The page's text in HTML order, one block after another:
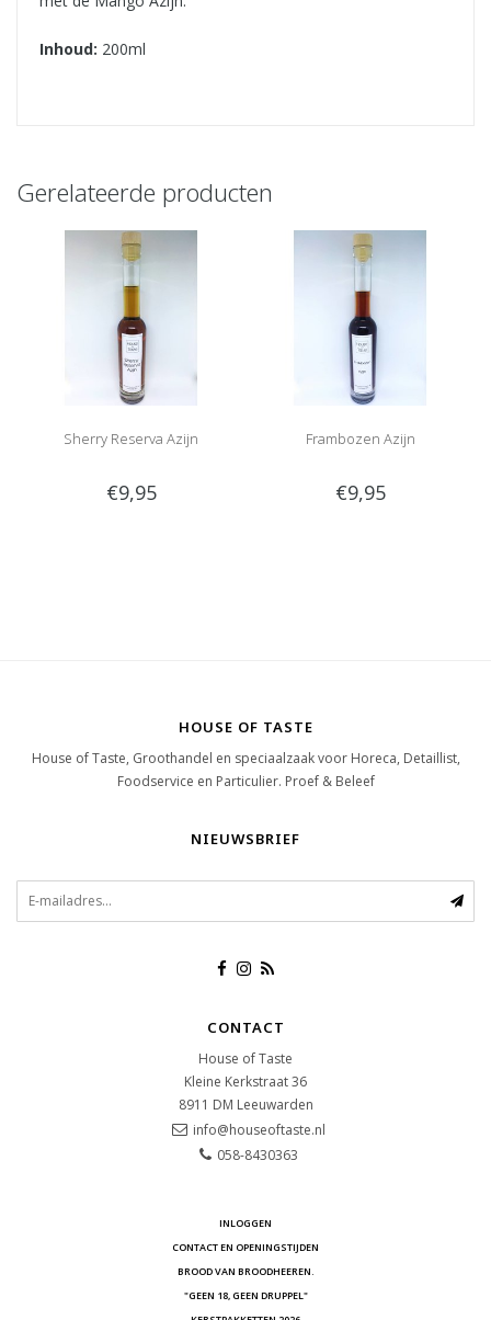
Inhoud: 200ml
Gerelateerde producten
Sherry Reserva Azijn
€9,95
Frambozen Azijn
€9,95
HOUSE OF TASTE
House of Taste, Groothandel en speciaalzaak voor Horeca, Detaillist,
Foodservice en Particulier. Proef & Beleef
NIEUWSBRIEF
CONTACT
House of Taste
Kleine Kerkstraat 36
8911 DM Leeuwarden
info@houseoftaste.nl
058-8430363
INLOGGEN
CONTACT EN OPENINGSTIJDEN
BROOD VAN BROODHEEREN.
"GEEN 18, GEEN DRUPPEL"